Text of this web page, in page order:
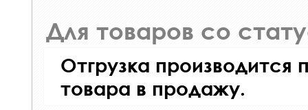
Для товаров со
Отгрузка производится
товара в продажу.